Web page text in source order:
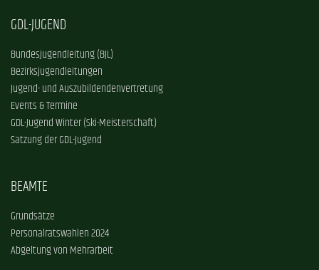
GDL-JUGEND
Bundesjugendleitung (BJL)
Bezirksjugendleitungen
Jugend- und Auszubildendenvertretung
Events & Termine
GDL-Jugend Winter (Ski-Meisterschaft)
Satzung der GDL-Jugend
BEAMTE
Grundsätze
Personalratswahlen 2024
Abgeltung von Mehrarbeit